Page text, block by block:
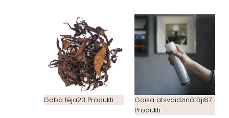
Gaba tēja23 Produkti Gaisa atsvaidzinātāji87
Produkti